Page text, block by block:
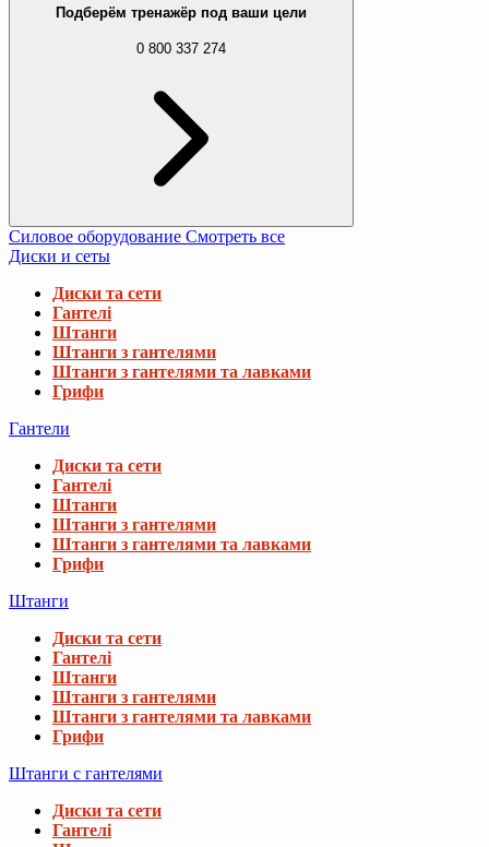
Подберём тренажёр под ваши цели
0 800 337 274
Силовое оборудование Смотреть все
Диски и сеты
Диски та сети
Гантелі
Штанги
Штанги з гантелями
Штанги з гантелями та лавками
Грифи
Гантели
Диски та сети
Гантелі
Штанги
Штанги з гантелями
Штанги з гантелями та лавками
Грифи
Штанги
Диски та сети
Гантелі
Штанги
Штанги з гантелями
Штанги з гантелями та лавками
Грифи
Штанги с гантелями
Диски та сети
Гантелі